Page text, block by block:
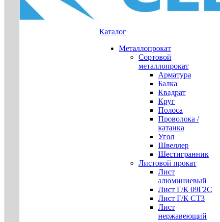
Каталог
Металлопрокат
Сортовой
металлопрокат
Арматура
Балка
Квадрат
Круг
Полоса
Проволока /
катанка
Угол
Швеллер
Шестигранник
Листовой прокат
Лист
алюминиевый
Лист Г/К 09Г2С
Лист Г/К СТ3
Лист
нержавеющий